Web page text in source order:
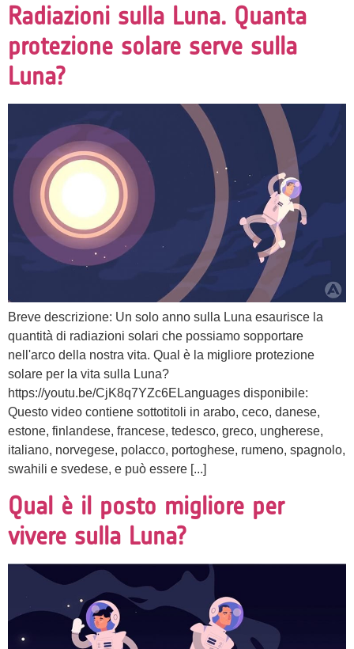
Radiazioni sulla Luna. Quanta
protezione solare serve sulla
Luna?
Breve descrizione: Un solo anno sulla Luna esaurisce la
quantità di radiazioni solari che possiamo sopportare
nell'arco della nostra vita. Qual è la migliore protezione
solare per la vita sulla Luna?
https://youtu.be/CjK8q7YZc6ELanguages disponibile:
Questo video contiene sottotitoli in arabo, ceco, danese,
estone, finlandese, francese, tedesco, greco, ungherese,
italiano, norvegese, polacco, portoghese, rumeno, spagnolo,
swahili e svedese, e può essere [...]
Qual è il posto migliore per
vivere sulla Luna?